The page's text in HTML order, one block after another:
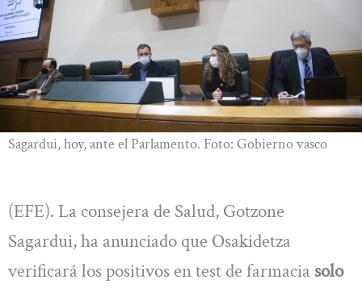
Sagardui, hoy, ante el Parlamento. Foto: Gobierno vasco
(EFE). La consejera de Salud, Gotzone
Sagardui, ha anunciado que Osakidetza
verificará los positivos en test de farmacia solo